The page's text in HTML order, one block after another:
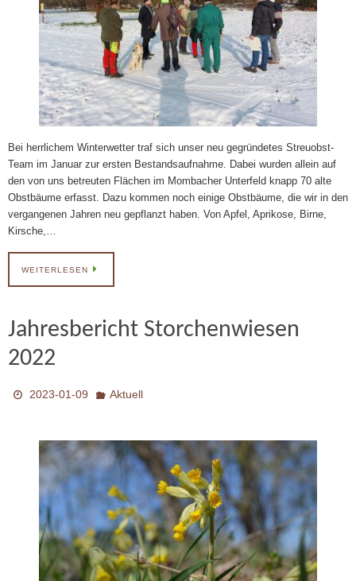
Bei herrlichem Winterwetter traf sich unser neu gegründetes Streuobst-
Team im Januar zur ersten Bestandsaufnahme. Dabei wurden allein auf
den von uns betreuten Flächen im Mombacher Unterfeld knapp 70 alte
Obstbäume erfasst. Dazu kommen noch einige Obstbäume, die wir in den
vergangenen Jahren neu gepflanzt haben. Von Apfel, Aprikose, Birne,
Kirsche,…
WEITERLESEN
Jahresbericht Storchenwiesen
2022
2023-01-09 Aktuell